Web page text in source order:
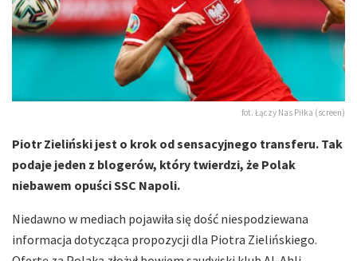
fot. Łączy Nas Piłka (screen)
Piotr Zieliński jest o krok od sensacyjnego transferu. Tak
podaje jeden z blogerów, który twierdzi, że Polak
niebawem opuści SSC Napoli.
Niedawno w mediach pojawiła się dość niespodziewana
informacja dotycząca propozycji dla Piotra Zielińskiego.